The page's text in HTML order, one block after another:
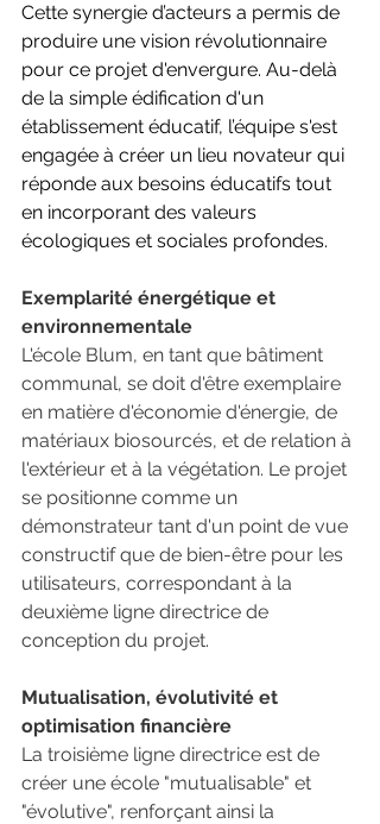
Cette synergie d’acteurs a permis de
produire une vision révolutionnaire
pour ce projet d'envergure. Au-delà
de la simple édification d'un
établissement éducatif, l’équipe s'est
engagée à créer un lieu novateur qui
réponde aux besoins éducatifs tout
en incorporant des valeurs
écologiques et sociales profondes.
Exemplarité énergétique et
environnementale
L'école Blum, en tant que bâtiment
communal, se doit d'être exemplaire
en matière d'économie d'énergie, de
matériaux biosourcés, et de relation à
l'extérieur et à la végétation. Le projet
se positionne comme un
démonstrateur tant d'un point de vue
constructif que de bien-être pour les
utilisateurs, correspondant à la
deuxième ligne directrice de
conception du projet.
Mutualisation, évolutivité et
optimisation financière
La troisième ligne directrice est de
créer une école "mutualisable" et
"évolutive", renforçant ainsi la